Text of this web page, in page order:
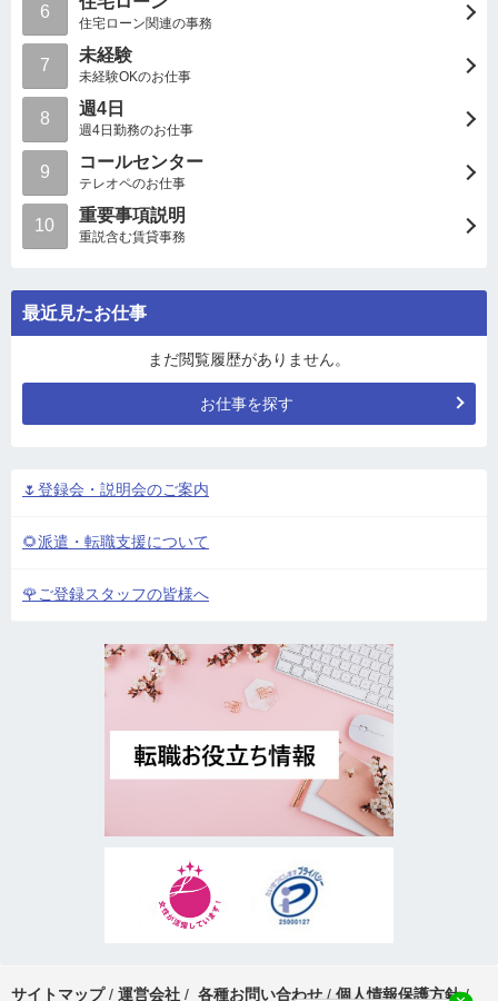
6
住宅ローン関連の事務
7
未経験
未経験OKのお仕事
8
週4日
週4日勤務のお仕事
9
コールセンター
テレオペのお仕事
10
重要事項説明
重説含む賃貸事務
最近見たお仕事
まだ閲覧履歴がありません。
お仕事を探す
🌷登録会・説明会のご案内
🌻派遣・転職支援について
🌹ご登録スタッフの皆様へ
サイトマップ/ 運営会社 / 各種お問い合わせ / 個人情報保護方針/